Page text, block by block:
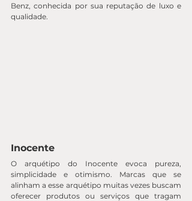
Benz, conhecida por sua reputação de luxo e
qualidade.
Inocente
O arquétipo do Inocente evoca pureza,
simplicidade e otimismo. Marcas que se
alinham a esse arquétipo muitas vezes buscam
oferecer produtos ou serviços que tragam